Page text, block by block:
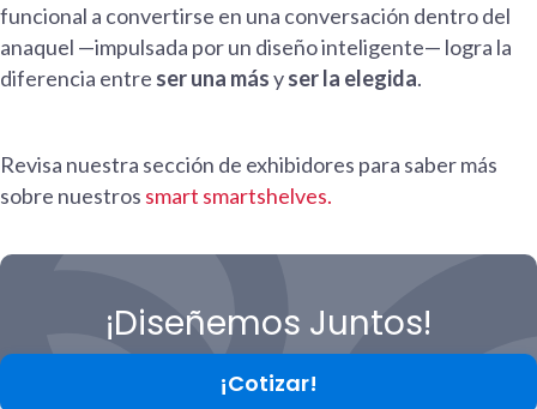
funcional a convertirse en una conversación dentro del
anaquel —impulsada por un diseño inteligente— logra la
diferencia entre ser una másyser la elegida.
Revisa nuestra sección de exhibidores para saber más
sobre nuestros smart smartshelves.
¡Diseñemos Juntos!
¡Cotizar!